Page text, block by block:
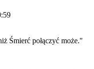
Śmierć połączyć może."